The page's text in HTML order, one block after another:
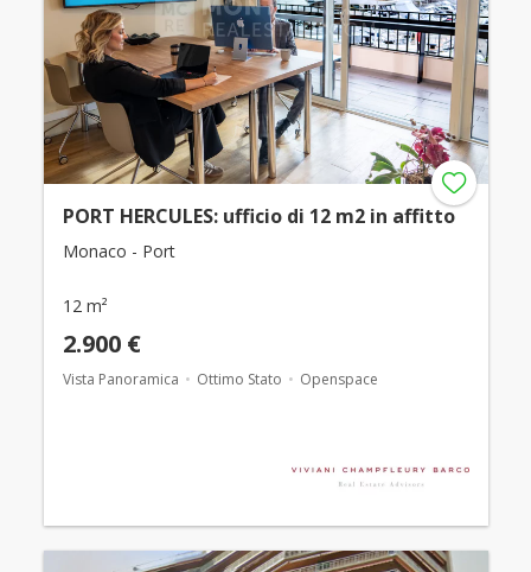
PORT HERCULES: ufficio di 12 m2 in affitto
Monaco - Port
12 m²
2.900 €
Vista Panoramica Ottimo Stato Openspace